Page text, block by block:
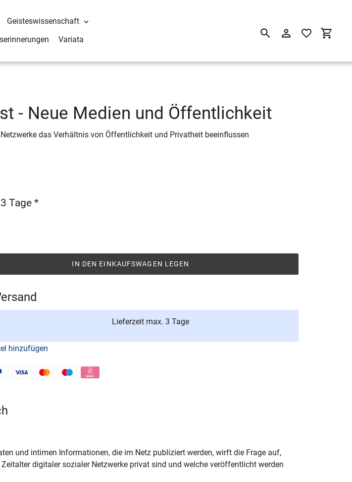
Geisteswissenschaft
Variata SuchenEinloggen
- Neue Medien und Öffentlichkeit
das Verhältnis von Öffentlichkeit und Privatheit beeinflussen
Tage *
IN DEN EINKAUFSWAGEN LEGEN
Lieferzeit max. 3 Tage
hinzufügen
und intimen Informationen, die im Netz publiziert werden, wirft die Frage auf,
digitaler sozialer Netzwerke privat sind und welche veröffentlicht werden